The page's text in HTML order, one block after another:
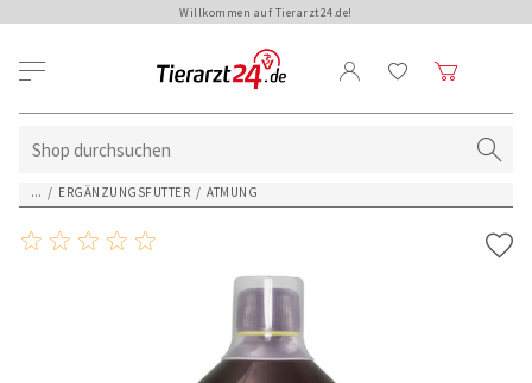
Willkommen auf Tierarzt24.de!
... / ERGÄNZUNGSFUTTER / ATMUNG